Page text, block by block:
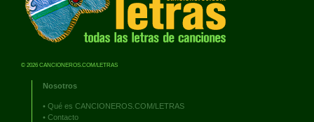
© 2026 CANCIONEROS.COM/LETRAS
Nosotros
• Qué es CANCIONEROS.COM/LETRAS
• Contacto